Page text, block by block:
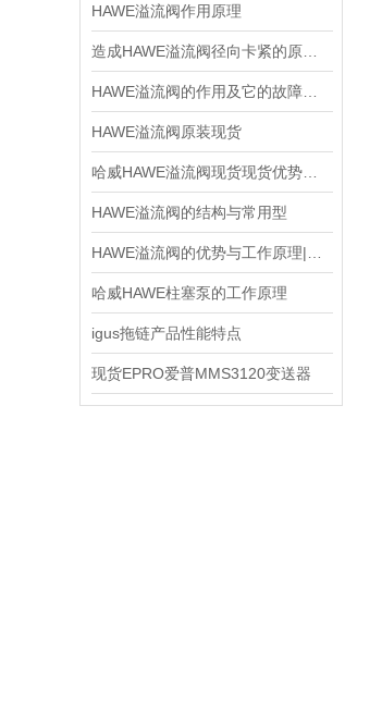
HAWE溢流阀作用原理
HAWE溢流阀原装现货
HAWE溢流阀的结构与常用型
哈威HAWE柱塞泵的工作原理
igus拖链产品性能特点
现货EPRO爱普MMS3120变送器